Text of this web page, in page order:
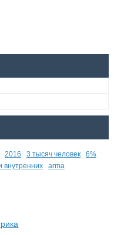
2016 3 тысяч человек
6%
внутренних arma